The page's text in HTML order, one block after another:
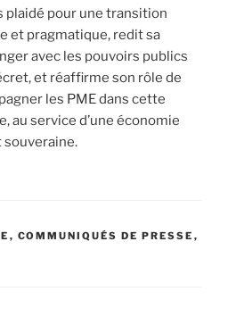
plaidé pour une transition
et pragmatique, redit sa
avec les pouvoirs publics
et réaffirme son rôle de
les PME dans cette
au service d’une économie
, COMMUNIQUÉS DE PRESSE ,